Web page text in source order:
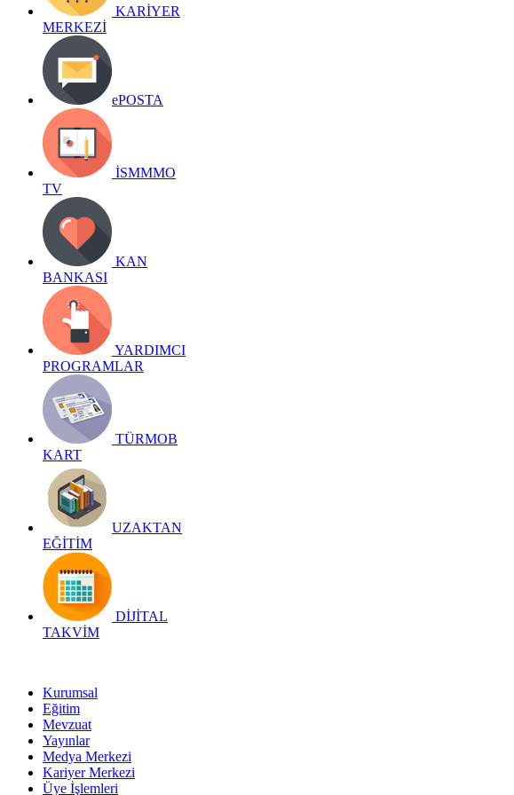
KARİYER
MERKEZİ
ePOSTA
İSMMMO
TV
KAN
BANKASI
YARDIMCI
PROGRAMLAR
TÜRMOB
KART
UZAKTAN
EĞİTİM
DİJİTAL
TAKVİM
Kurumsal
Eğitim
Mevzuat
Yayınlar
Medya Merkezi
Kariyer Merkezi
Üye İşlemleri